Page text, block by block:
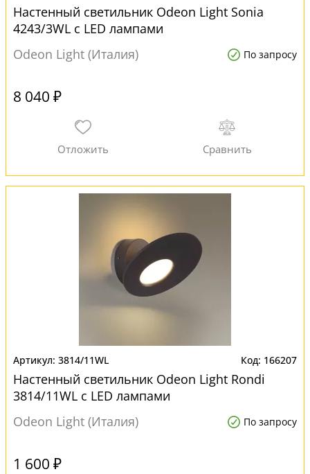
Настенный светильник Odeon Light Sonia
4243/3WL с LED лампами
Odeon Light (Италия)
По запросу
8 040 ₽
3814/11WL 166207
Настенный светильник Odeon Light Rondi
3814/11WL с LED лампами
Odeon Light (Италия)
По запросу
1 600 ₽